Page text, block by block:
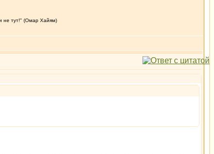
не тут!" (Омар Хайям)